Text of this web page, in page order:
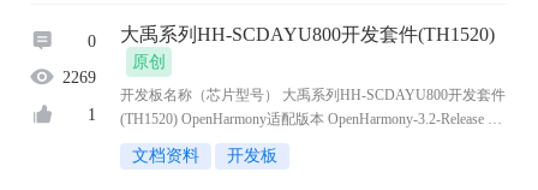
0
2269
1
大禹系列HH-SCDAYU800开发套件(TH1520)
原创
开发板名称（芯片型号） 大禹系列HH-SCDAYU800开发套件
(TH1520) OpenHarmony适配版本 OpenHarmony-3.2-Release 介
绍（字数请控制在200字以内） 润和SCDAYU800 开发平台基
于平头哥高性能 RISC-V 开源架构曳 ...
文档资料 开发板